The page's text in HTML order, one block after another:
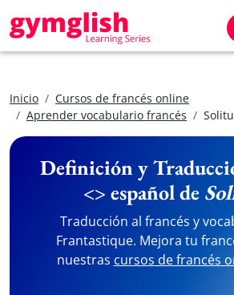
Inicio
Cursos de francés online
Aprender vocabulario francés
Definición y
<> español de
Traducción al francés y
Frantastique. Mejora tu
nuestras cursos de francés